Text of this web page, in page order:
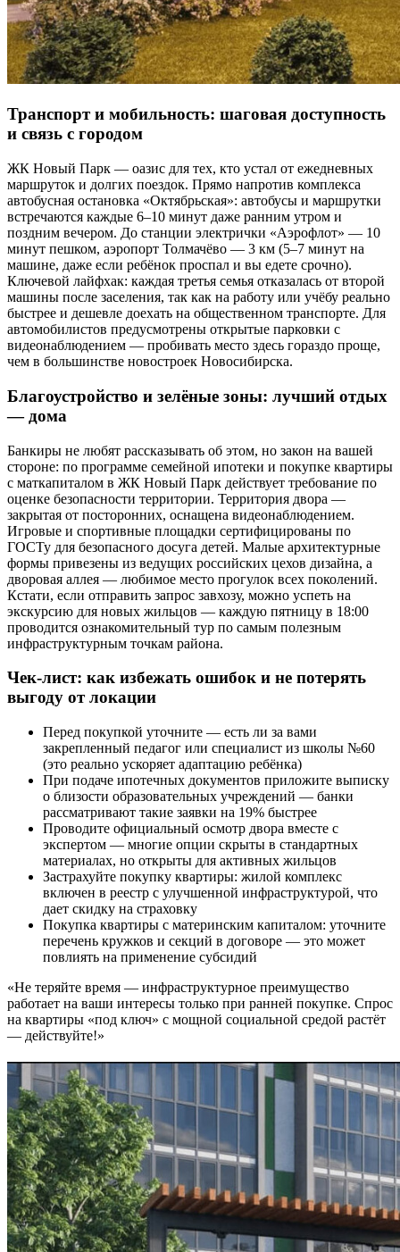
Транспорт и мобильность: шаговая доступность
и связь с городом
ЖК Новый Парк — оазис для тех, кто устал от ежедневных
маршруток и долгих поездок. Прямо напротив комплекса
автобусная остановка «Октябрьская»: автобусы и маршрутки
встречаются каждые 6–10 минут даже ранним утром и
поздним вечером. До станции электрички «Аэрофлот» — 10
минут пешком, аэропорт Толмачёво — 3 км (5–7 минут на
машине, даже если ребёнок проспал и вы едете срочно).
Ключевой лайфхак: каждая третья семья отказалась от второй
машины после заселения, так как на работу или учёбу реально
быстрее и дешевле доехать на общественном транспорте. Для
автомобилистов предусмотрены открытые парковки с
видеонаблюдением — пробивать место здесь гораздо проще,
чем в большинстве новостроек Новосибирска.
Благоустройство и зелёные зоны: лучший отдых
— дома
Банкиры не любят рассказывать об этом, но закон на вашей
стороне: по программе семейной ипотеки и покупке квартиры
с маткапиталом в ЖК Новый Парк действует требование по
оценке безопасности территории. Территория двора —
закрытая от посторонних, оснащена видеонаблюдением.
Игровые и спортивные площадки сертифицированы по
ГОСТу для безопасного досуга детей. Малые архитектурные
формы привезены из ведущих российских цехов дизайна, а
дворовая аллея — любимое место прогулок всех поколений.
Кстати, если отправить запрос завхозу, можно успеть на
экскурсию для новых жильцов — каждую пятницу в 18:00
проводится ознакомительный тур по самым полезным
инфраструктурным точкам района.
Чек-лист: как избежать ошибок и не потерять
выгоду от локации
Перед покупкой уточните — есть ли за вами
закрепленный педагог или специалист из школы №60
(это реально ускоряет адаптацию ребёнка)
При подаче ипотечных документов приложите выписку
о близости образовательных учреждений — банки
рассматривают такие заявки на 19% быстрее
Проводите официальный осмотр двора вместе с
экспертом — многие опции скрыты в стандартных
материалах, но открыты для активных жильцов
Застрахуйте покупку квартиры: жилой комплекс
включен в реестр с улучшенной инфраструктурой, что
дает скидку на страховку
Покупка квартиры с материнским капиталом: уточните
перечень кружков и секций в договоре — это может
повлиять на применение субсидий
«Не теряйте время — инфраструктурное преимущество
работает на ваши интересы только при ранней покупке. Спрос
на квартиры «под ключ» с мощной социальной средой растёт
— действуйте!»